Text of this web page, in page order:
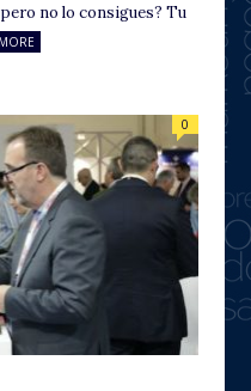
no lo consigues? Tu
MORE
0